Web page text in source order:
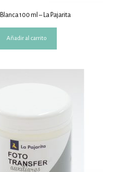
100 ml – La Pajarita
Añadir al carrito